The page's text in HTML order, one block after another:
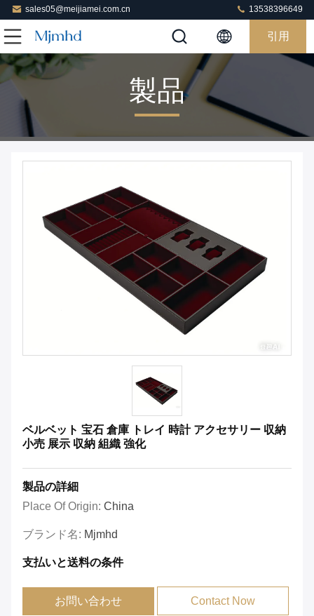
sales05@meijiamei.com.cn 13538396649
引用
製品
ベルベット 宝石 倉庫 トレイ 時計 アクセサリー 収納
小売 展示 収納 組織 強化
製品の詳細
Place Of Origin: China
ブランド名: Mjmhd
支払いと送料の条件
お問い合わせ Contact Now